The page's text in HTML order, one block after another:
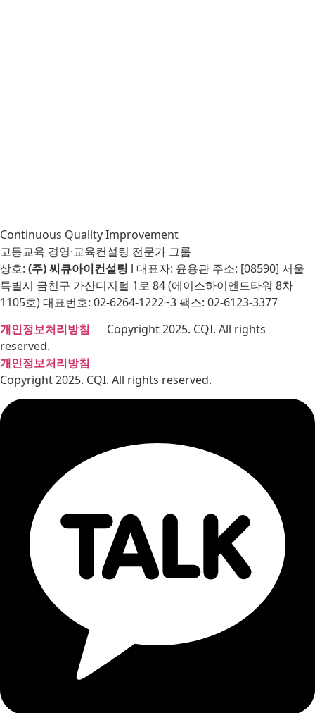
Continuous Quality Improvement
고등교육 경영·교육컨설팅 전문가 그룹
상호: (주) 씨큐아이컨설팅 l 대표자: 윤용관 주소: [08590] 서울
특별시 금천구 가산디지털 1로 84 (에이스하이엔드타워 8차
1105호) 대표번호: 02-6264-1222~3 팩스: 02-6123-3377
개인정보처리방침 Copyright 2025. CQI. All rights
reserved.
개인정보처리방침
Copyright 2025. CQI. All rights reserved.